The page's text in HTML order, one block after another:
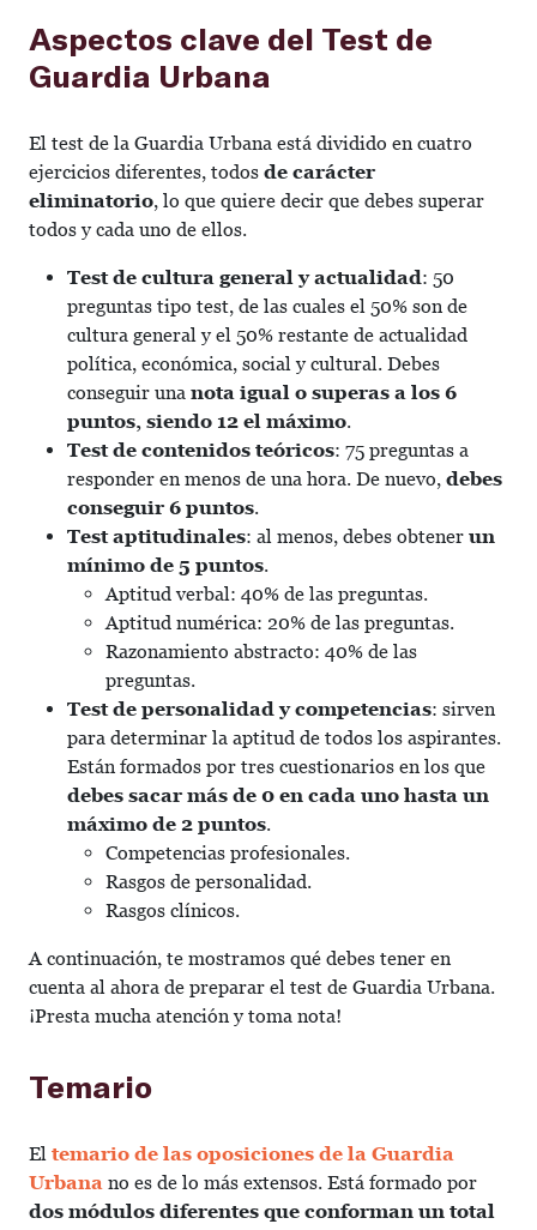
Aspectos clave del Test de
Guardia Urbana
El test de la Guardia Urbana está dividido en cuatro
ejercicios diferentes, todos de carácter
eliminatorio, lo que quiere decir que debes superar
todos y cada uno de ellos.
Test de cultura general y actualidad: 50
preguntas tipo test, de las cuales el 50% son de
cultura general y el 50% restante de actualidad
política, económica, social y cultural. Debes
conseguir una nota igual o superas a los 6
puntos, siendo 12 el máximo.
Test de contenidos teóricos: 75 preguntas a
responder en menos de una hora. De nuevo, debes
conseguir 6 puntos.
Test aptitudinales: al menos, debes obtener un
mínimo de 5 puntos.
Aptitud verbal: 40% de las preguntas.
Aptitud numérica: 20% de las preguntas.
Razonamiento abstracto: 40% de las
preguntas.
Test de personalidad y competencias: sirven
para determinar la aptitud de todos los aspirantes.
Están formados por tres cuestionarios en los que
debes sacar más de 0 en cada uno hasta un
máximo de 2 puntos.
Competencias profesionales.
Rasgos de personalidad.
Rasgos clínicos.
A continuación, te mostramos qué debes tener en
cuenta al ahora de preparar el test de Guardia Urbana.
¡Presta mucha atención y toma nota!
Temario
El temario de las oposiciones de la Guardia
Urbana no es de lo más extensos. Está formado por
dos módulos diferentes que conforman un total